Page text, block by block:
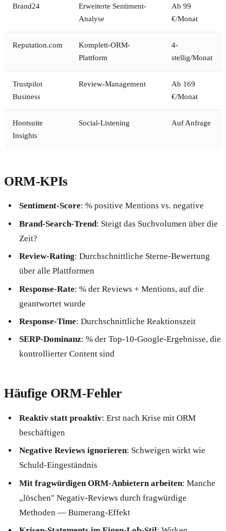
Brand24
Erweiterte Sentiment-
Analyse
Ab 99
€/Monat
Reputation.com
Komplett-ORM-
Plattform
4-
stellig/Monat
Trustpilot
Business
Review-Management
Ab 169
€/Monat
Hootsuite
Insights
Social-Listening Auf Anfrage
ORM-KPIs
Sentiment-Score: % positive Mentions vs. negative
Brand-Search-Trend: Steigt das Suchvolumen über die
Zeit?
Review-Rating: Durchschnittliche Sterne-Bewertung
über alle Plattformen
Response-Rate: % der Reviews + Mentions, auf die
geantwortet wurde
Response-Time: Durchschnittliche Reaktionszeit
SERP-Dominanz: % der Top-10-Google-Ergebnisse, die
kontrollierter Content sind
Häufige ORM-Fehler
Reaktiv statt proaktiv: Erst nach Krise mit ORM
beschäftigen
Negative Reviews ignorieren: Schweigen wirkt wie
Schuld-Eingeständnis
Mit fragwürdigen ORM-Anbietern arbeiten: Manche
„löschen" Negativ-Reviews durch fragwürdige
Methoden — Bumerang-Effekt